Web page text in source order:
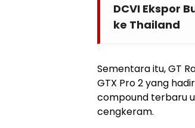
DCVI Ekspor
ke Thailand
Sementara itu, GT
GTX Pro 2 yang
compound terbaru
cengkeram.